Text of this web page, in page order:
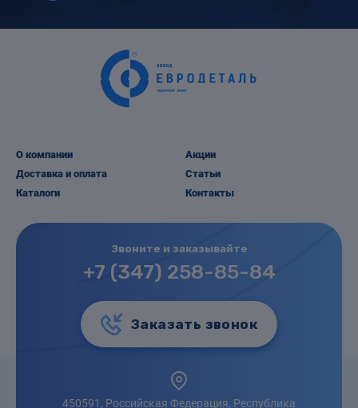
О компании
Доставка и оплата
Каталоги
Акции
Статьи
Контакты
Звоните и заказывайте
+7 (347) 258-85-84
Заказать звонок
450591, Российская Федерация, Республика